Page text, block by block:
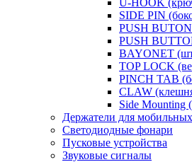
U-HOOK
SIDE PIN
PUSH
PUSH
BAYONET
TOP LOCK
PINCH TAB
CLAW
Side Mounting
Держатели для
Светодиодные фонари
Пусковые устройства
Звуковые сигналы